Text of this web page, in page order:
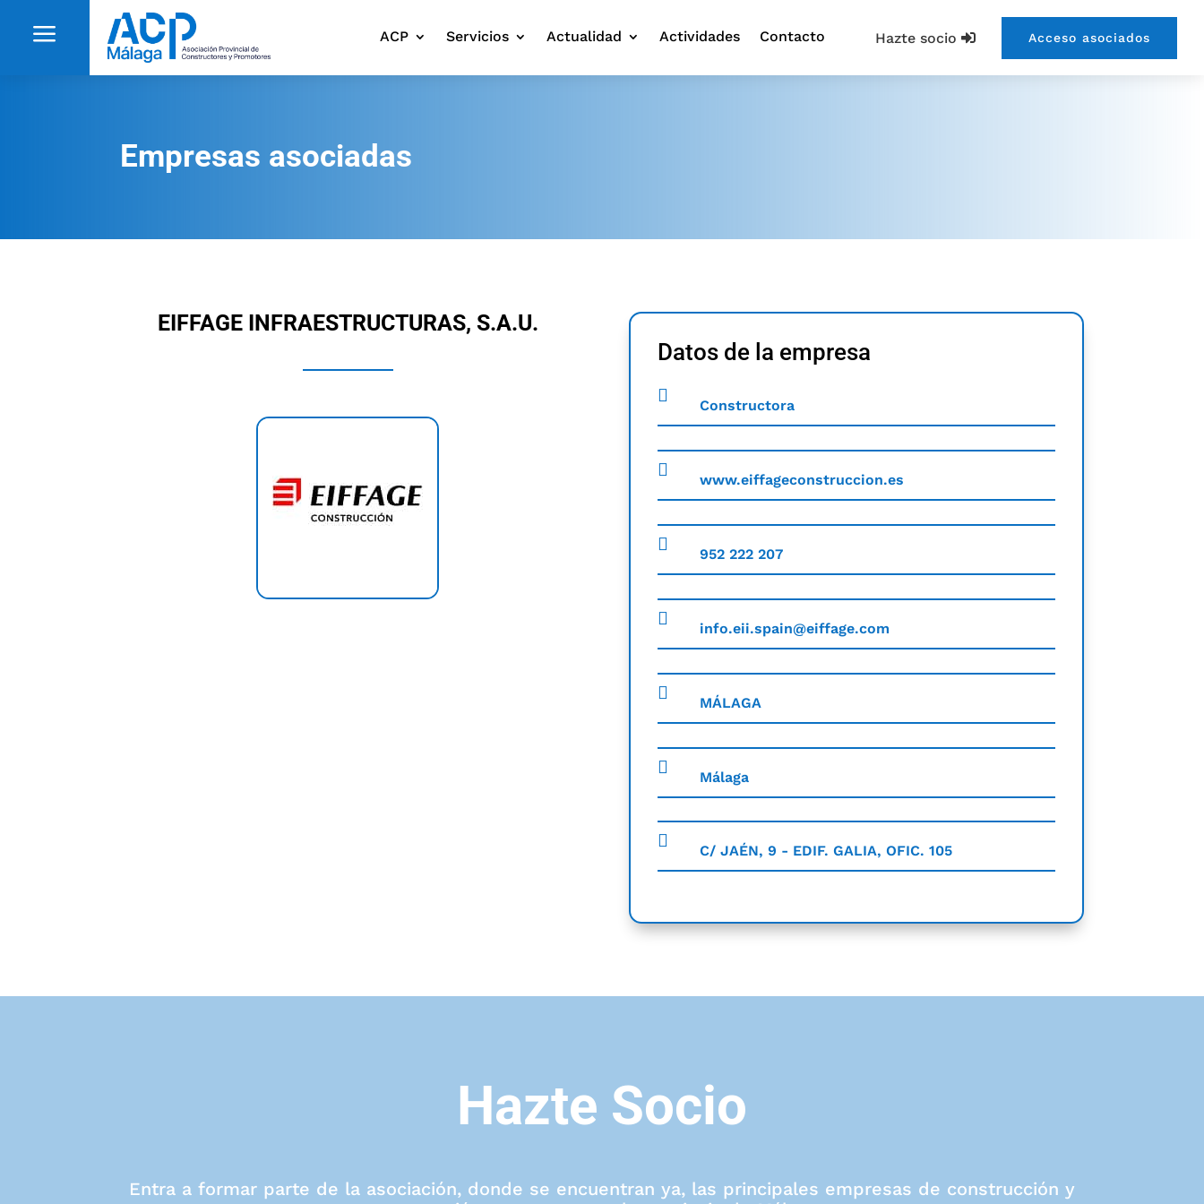
a Hazte socio Acceso asociados
ACP Servicios Actualidad Actividades Contacto
Empresas asociadas
EIFFAGE INFRAESTRUCTURAS, S.A.U.
Datos de la empresa
Constructora
www.eiffageconstruccion.es
952 222 207
info.eii.spain@eiffage.com
MÁLAGA
Málaga
C/ JAÉN, 9 - EDIF. GALIA, OFIC. 105
Hazte Socio
Entra a formar parte de la asociación, donde se encuentran ya, las principales empresas de construcción y